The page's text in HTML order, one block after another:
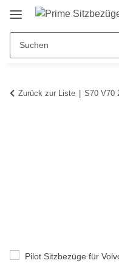
Zurück zur Liste S70 V70